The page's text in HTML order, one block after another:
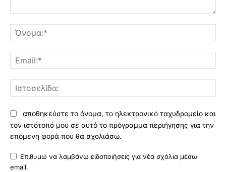
αποθηκεύστε το όνομα, το ηλεκτρονικό ταχυδρομείο και
τον ιστότοπό μου σε αυτό το πρόγραμμα περιήγησης για την
επόμενη φορά που θα σχολιάσω.
Επιθυμώ να λαμβάνω ειδοποιήσεις για νέα σχόλια μέσω
email.